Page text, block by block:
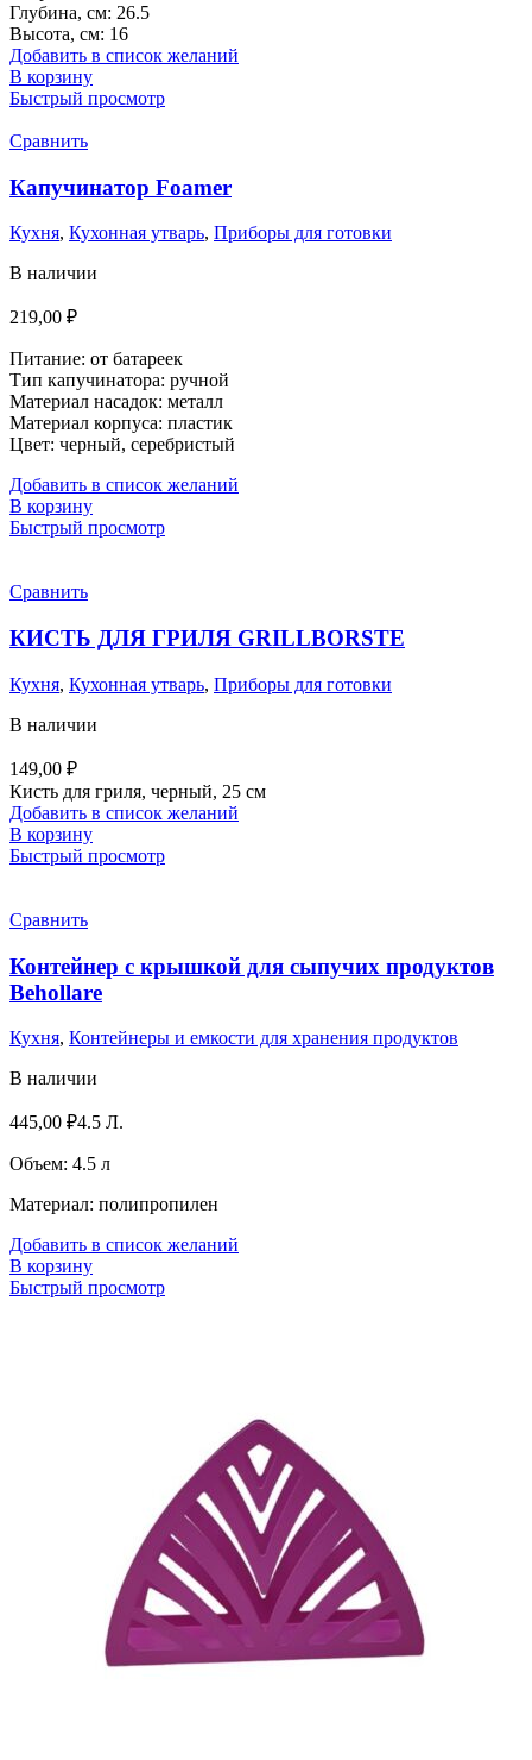
Глубина, см: 26.5
Высота, см: 16
Добавить в список желаний
В корзину
Быстрый просмотр
Сравнить
Капучинатор Foamer
Кухня, Кухонная утварь, Приборы для готовки
В наличии
219,00 ₽
Питание: от батареек
Тип капучинатора: ручной
Материал насадок: металл
Материал корпуса: пластик
Цвет: черный, серебристый
Добавить в список желаний
В корзину
Быстрый просмотр
Сравнить
КИСТЬ ДЛЯ ГРИЛЯ GRILLBORSTE
Кухня, Кухонная утварь, Приборы для готовки
В наличии
149,00 ₽
Кисть для гриля, черный, 25 см
Добавить в список желаний
В корзину
Быстрый просмотр
Сравнить
Контейнер с крышкой для сыпучих продуктов
Behоllare
Кухня, Контейнеры и емкости для хранения продуктов
В наличии
445,00 ₽4.5 Л.
Объем: 4.5 л
Материал: полипропилен
Добавить в список желаний
В корзину
Быстрый просмотр